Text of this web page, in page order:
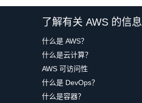
了解有关 AWS 的信息
什么是 AWS？
什么是云计算？
AWS 可访问性
什么是 DevOps？
什么是容器？